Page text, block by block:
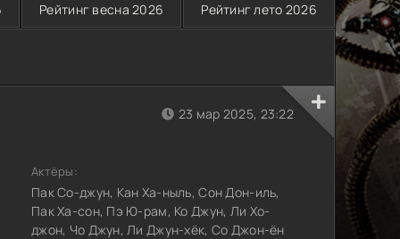
Рейтинг весна 2026 Рейтинг лето 2026
23 мар 2025, 23:22
Актёры:
Пак Со-джун, Кан Ха-ныль, Сон Дон-иль,
Пак Ха-сон, Пэ Ю-рам, Ко Джун, Ли Хо-
джон, Чо Джун, Ли Джун-хёк, Со Джон-ён